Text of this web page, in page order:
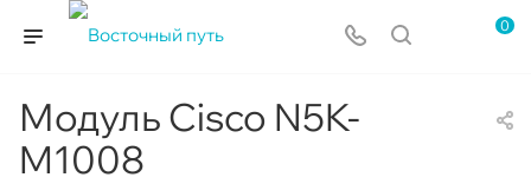
0
Модуль Cisco N5K-
M1008